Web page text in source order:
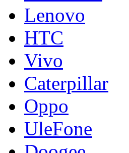
Lenovo
HTC
Vivo
Caterpillar
Oppo
UleFone